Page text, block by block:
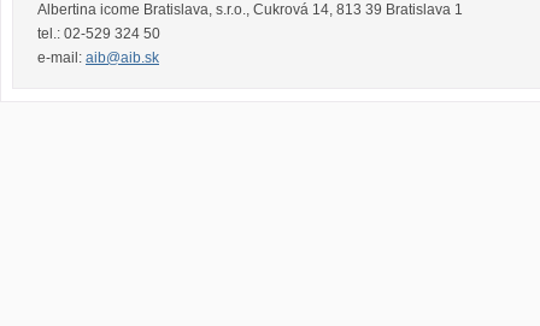
Albertina icome Bratislava, s.r.o., Cukrová 14, 813 39 Bratislava 1
tel.: 02-529 324 50
e-mail: aib@aib.sk